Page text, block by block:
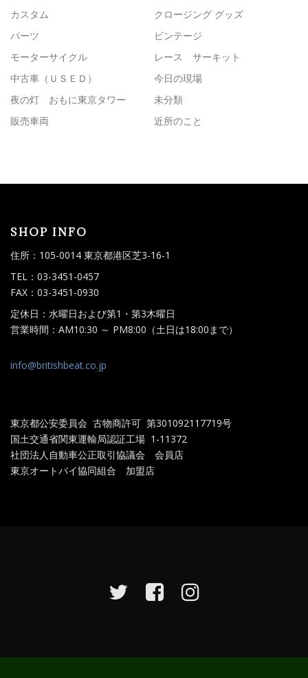
カスタム
クロージング グッズ
パーツ
ビンテージ
モーターサイクル
レース サーキット
中古車（ＵＳＥＤ）
今日の現場
夜の灯 おもに東京タワー
未分類
販売車両
近所のこと
SHOP INFO
住所：105-0014 東京都港区芝3-16-1
TEL：03-3451-0457
FAX：03-3451-0930
定休日：水曜日および第1・第3木曜日
営業時間：AM10:30 ～ PM8:00（土日は18:00まで）
info@britishbeat.co.jp
東京都公安委員会 古物商許可 第301092117719号
国土交通省関東運輸局認証工場 1-11372
社団法人自動車公正取引協議会 会員店
東京オートバイ協同組合 加盟店